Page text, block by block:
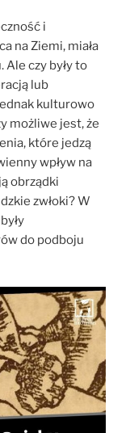
i
na Ziemi, miała
czy były to
lub
kulturowo
możliwe jest, że
które jedzą
wpływ na
obrządki
zwłoki? W
do podboju